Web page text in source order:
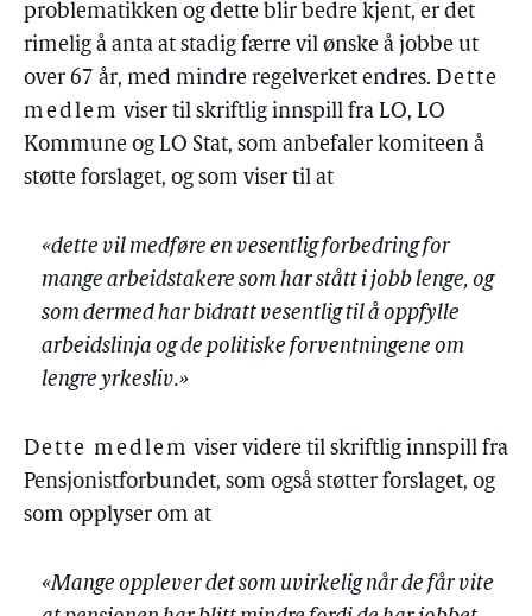
problematikken og dette blir bedre kjent, er det
rimelig å anta at stadig færre vil ønske å jobbe ut
over 67 år, med mindre regelverket endres. Dette
medlem viser til skriftlig innspill fra LO, LO
Kommune og LO Stat, som anbefaler komiteen å
støtte forslaget, og som viser til at
«dette vil medføre en vesentlig forbedring for
mange arbeidstakere som har stått i jobb lenge, og
som dermed har bidratt vesentlig til å oppfylle
arbeidslinja og de politiske forventningene om
lengre yrkesliv.»
Dette medlem viser videre til skriftlig innspill fra
Pensjonistforbundet, som også støtter forslaget, og
som opplyser om at
«Mange opplever det som uvirkelig når de får vite